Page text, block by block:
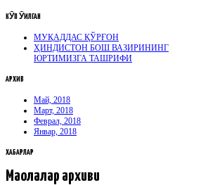
КӮП ӮҚИЛГАН
МУҚАДДАС ҚЎРҒОН
ҲИНДИСТОН БОШ ВАЗИРИНИНГ
ЮРТИМИЗГА ТАШРИФИ
АРХИВ
Май, 2018
Март, 2018
Феврал, 2018
Январ, 2018
ХАБАРЛАР
Мақолалар архиви